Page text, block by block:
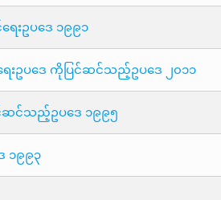
းဥပဒေ ၁၉၉၁
ဥပဒေ ကိုပြင်ဆင်သည့်ဥပဒေ ၂၀၁၁
ဆင်သည့်ဥပဒေ ၁၉၉၅
၁၉၉၃